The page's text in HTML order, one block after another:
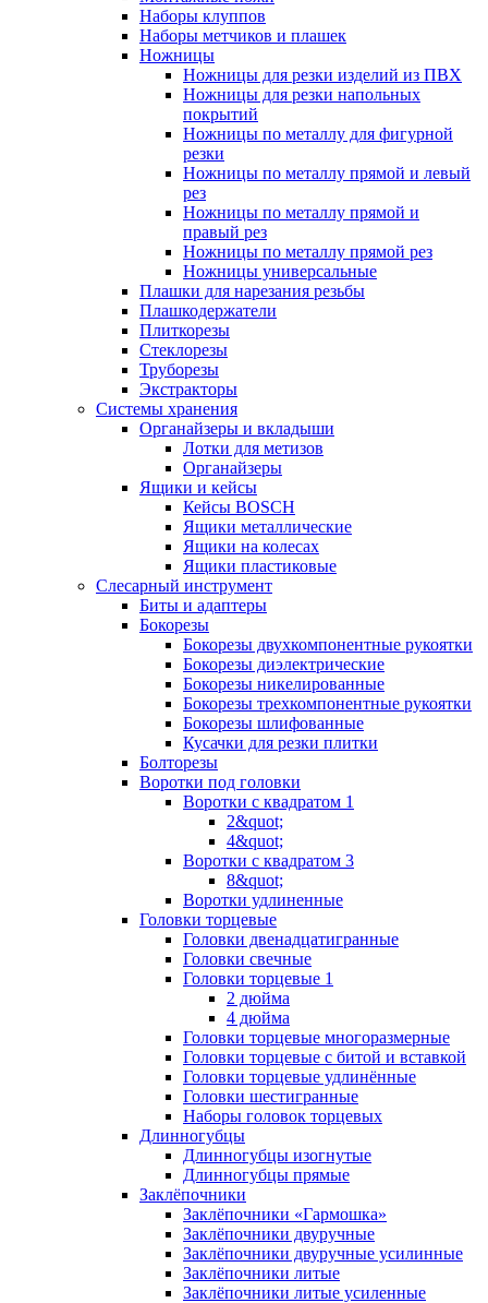
Наборы клуппов
Наборы метчиков и плашек
Ножницы
Ножницы для резки изделий из ПВХ
Ножницы для резки напольных
покрытий
Ножницы по металлу для фигурной
резки
Ножницы по металлу прямой и левый
рез
Ножницы по металлу прямой и
правый рез
Ножницы по металлу прямой рез
Ножницы универсальные
Плашки для нарезания резьбы
Плашкодержатели
Плиткорезы
Стеклорезы
Труборезы
Экстракторы
Системы хранения
Органайзеры и вкладыши
Лотки для метизов
Органайзеры
Ящики и кейсы
Кейсы BOSCH
Ящики металлические
Ящики на колесах
Ящики пластиковые
Слесарный инструмент
Биты и адаптеры
Бокорезы
Бокорезы двухкомпонентные рукоятки
Бокорезы диэлектрические
Бокорезы никелированные
Бокорезы трехкомпонентные рукоятки
Бокорезы шлифованные
Кусачки для резки плитки
Болторезы
Воротки под головки
Воротки с квадратом 1
2&quot;
4&quot;
Воротки с квадратом 3
8&quot;
Воротки удлиненные
Головки торцевые
Головки двенадцатигранные
Головки свечные
Головки торцевые 1
2 дюйма
4 дюйма
Головки торцевые многоразмерные
Головки торцевые с битой и вставкой
Головки торцевые удлинённые
Головки шестигранные
Наборы головок торцевых
Длинногубцы
Длинногубцы изогнутые
Длинногубцы прямые
Заклёпочники
Заклёпочники «Гармошка»
Заклёпочники двуручные
Заклёпочники двуручные усилинные
Заклёпочники литые
Заклёпочники литые усиленные